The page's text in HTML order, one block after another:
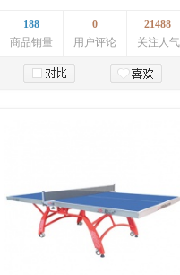
188
商品销量
0
用户评论
21488
关注人气